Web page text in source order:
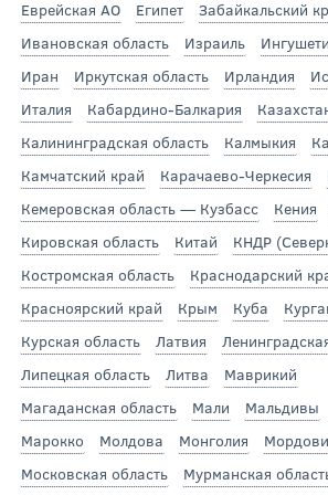
Еврейская АО Египет
Забайкальский
Ивановская область
Израиль
Иран
Иркутская область Ирландия
Италия
Кабардино-Балкария
Калининградская область
Калмыкия
Камчатский край
Карачаево-Черкесия
Кемеровская область — Кузбасс
Кения
Кировская область
Китай КНДР
Костромская область
Краснодарский
Красноярский край
Крым Куба
Курская область
Латвия
Липецкая область
Литва
Маврикий
Магаданская область
Мали Мальдивы
Марокко
Молдова Монголия
Московская область
Мурманская